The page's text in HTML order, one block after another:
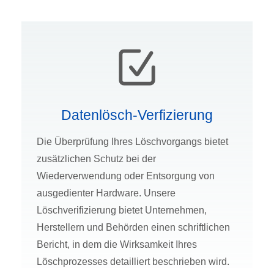
Datenlösch-Verfizierung
Die Überprüfung Ihres Löschvorgangs bietet
zusätzlichen Schutz bei der
Wiederverwendung oder Entsorgung von
ausgedienter Hardware. Unsere
Löschverifizierung bietet Unternehmen,
Herstellern und Behörden einen schriftlichen
Bericht, in dem die Wirksamkeit Ihres
Löschprozesses detailliert beschrieben wird.